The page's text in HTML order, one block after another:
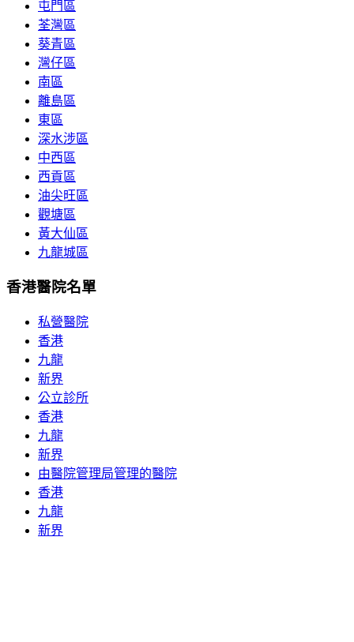
屯門區
荃灣區
葵青區
灣仔區
南區
離島區
東區
深水涉區
中西區
西貢區
油尖旺區
觀塘區
黃大仙區
九龍城區
香港醫院名單
私營醫院
香港
九龍
新界
公立診所
香港
九龍
新界
由醫院管理局管理的醫院
香港
九龍
新界